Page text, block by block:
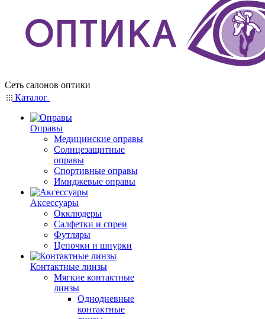
Сеть салонов оптики
Каталог
Оправы
Медицинские оправы
Солнцезащитные
оправы
Спортивные оправы
Имиджевые оправы
Аксессуары
Окклюдеры
Салфетки и спреи
Футляры
Цепочки и шнурки
Контактные линзы
Мягкие контактные
линзы
Однодневные
контактные